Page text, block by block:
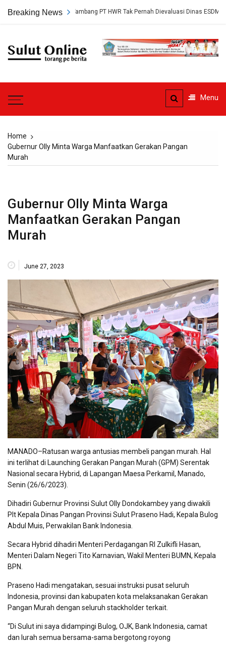
Breaking News
Persetujuan Tambang PT HWR Tak Pernah Dievaluasi Dinas ESDM
Sulut
Menu
Home
Gubernur Olly Minta Warga Manfaatkan Gerakan Pangan
Murah
Gubernur Olly Minta Warga
Manfaatkan Gerakan Pangan
Murah
June 27, 2023
MANADO–Ratusan warga antusias membeli pangan murah. Hal
ini terlihat di Launching Gerakan Pangan Murah (GPM) Serentak
Nasional secara Hybrid, di Lapangan Maesa Perkamil, Manado,
Senin (26/6/2023).
Dihadiri Gubernur Provinsi Sulut Olly Dondokambey yang diwakili
Plt Kepala Dinas Pangan Provinsi Sulut Praseno Hadi, Kepala Bulog
Abdul Muis, Perwakilan Bank Indonesia.
Secara Hybrid dihadiri Menteri Perdagangan RI Zulkifli Hasan,
Menteri Dalam Negeri Tito Karnavian, Wakil Menteri BUMN, Kepala
BPN.
Praseno Hadi mengatakan, sesuai instruksi pusat seluruh
Indonesia, provinsi dan kabupaten kota melaksanakan Gerakan
Pangan Murah dengan seluruh stackholder terkait.
“Di Sulut ini saya didampingi Bulog, OJK, Bank Indonesia, camat
dan lurah semua bersama-sama bergotong royong